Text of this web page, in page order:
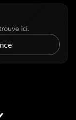
ici.